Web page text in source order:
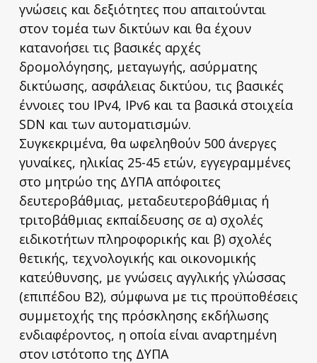
γνώσεις και δεξιότητες που απαιτούνται
στον τομέα των δικτύων και θα έχουν
κατανοήσει τις βασικές αρχές
δρομολόγησης, μεταγωγής, ασύρματης
δικτύωσης, ασφάλειας δικτύου, τις βασικές
έννοιες του IPv4, IPv6 και τα βασικά στοιχεία
SDN και των αυτοματισμών.
Συγκεκριμένα, θα ωφεληθούν 500 άνεργες
γυναίκες, ηλικίας 25-45 ετών, εγγεγραμμένες
στο μητρώο της ΔΥΠΑ απόφοιτες
δευτεροβάθμιας, μεταδευτεροβάθμιας ή
τριτοβάθμιας εκπαίδευσης σε α) σχολές
ειδικοτήτων πληροφορικής και β) σχολές
θετικής, τεχνολογικής και οικονομικής
κατεύθυνσης, με γνώσεις αγγλικής γλώσσας
(επιπέδου Β2), σύμφωνα με τις προϋποθέσεις
συμμετοχής της πρόσκλησης εκδήλωσης
ενδιαφέροντος, η οποία είναι αναρτημένη
στον ιστότοπο της ΔΥΠΑ